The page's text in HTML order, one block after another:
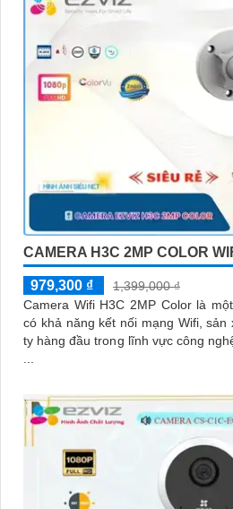
CAMERA H3C 2MP COLOR
979,300 ₫
1,399,000 ₫
Camera Wifi H3C 2MP Color là
có khả năng kết nối mạng Wifi,
ty hàng đầu trong lĩnh vực công
...